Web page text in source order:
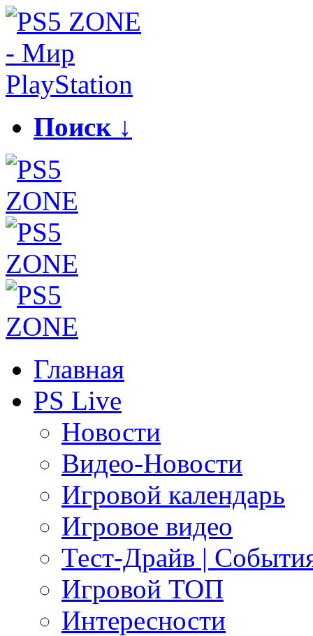
Поиск ↓
Главная
PS Live
Новости
Видео-Новости
Игровой календарь
Игровое видео
Тест-Драйв |
Игровой ТОП
Интересности